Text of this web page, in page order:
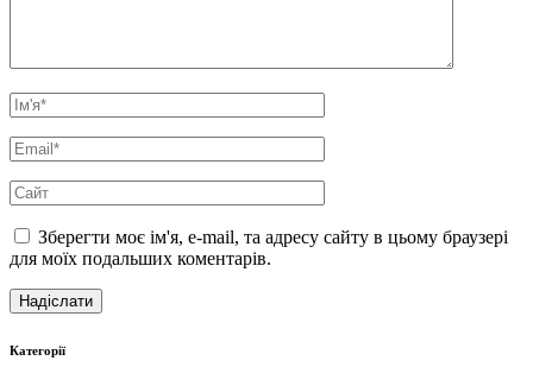
Зберегти моє ім'я, e-mail, та адресу сайту в цьому браузері
для моїх подальших коментарів.
Категорії